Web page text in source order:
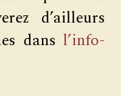
d’ailleurs
dans l’info-